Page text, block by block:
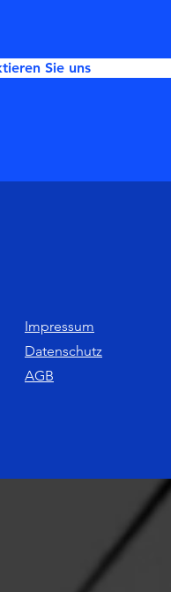
Sie uns
Impressum
Datenschutz
AGB